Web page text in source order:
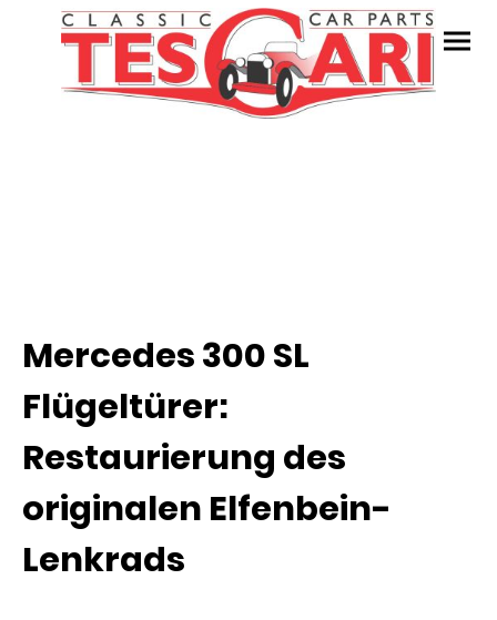
Mercedes 300 SL
Flügeltürer:
Restaurierung des
originalen Elfenbein-
Lenkrads